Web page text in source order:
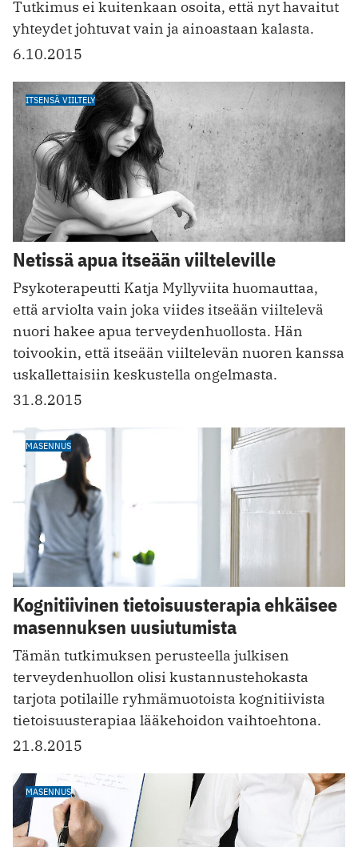
Tutkimus ei kuitenkaan osoita, että nyt havaitut
yhteydet johtuvat vain ja ainoastaan kalasta.
6.10.2015
ITSENSÄ VIILTELY
Netissä apua itseään viilteleville
Psykoterapeutti Katja Myllyviita huomauttaa,
että arviolta vain joka viides itseään viiltelevä
nuori hakee apua terveydenhuollosta. Hän
toivookin, että itseään viiltelevän nuoren kanssa
uskallettaisiin keskustella ongelmasta.
31.8.2015
MASENNUS
Kognitiivinen tietoisuusterapia ehkäisee
masennuksen uusiutumista
Tämän tutkimuksen perusteella julkisen
terveydenhuollon olisi kustannustehokasta
tarjota potilaille ryhmämuotoista kognitiivista
tietoisuusterapiaa lääkehoidon vaihtoehtona.
21.8.2015
MASENNUS